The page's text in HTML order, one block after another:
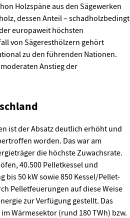
Holzspäne aus den Sägewerken
dessen Anteil – schadholzbedingt
europaweit höchsten
von Sägeresthölzern gehört
zu den führenden Nationen.
Anstieg der
ist der Absatz deutlich erhöht und
worden. Das war am
die höchste Zuwachsrate.
40.500 Pelletkessel und
50 kW sowie 850 Kessel/Pellet-
Pelletfeuerungen auf diese Weise
zur Verfügung gestellt. Das
Wärmesektor (rund 180 TWh) bzw.